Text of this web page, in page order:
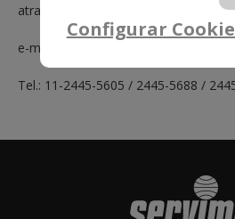
através dos canais abaixo:
e-mail:
Tel.: 11-2445-5605 / 2445-5688 /
Configurar